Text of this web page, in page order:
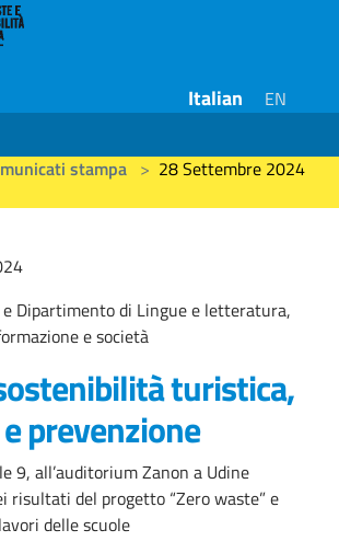
Italian
EN
stampa 28 Settembre 2024
e Dipartimento di Lingue e letteratura,
e società
turistica,
prevenzione
9, all’auditorium Zanon a Udine
risultati del progetto “Zero waste” e
delle scuole